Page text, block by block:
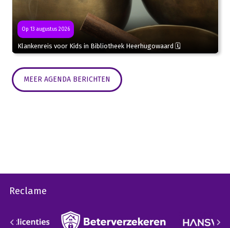
Op 13 augustus 2026
Klankenreis voor Kids in Bibliotheek Heerhugowaard 🗓
MEER AGENDA BERICHTEN
Reclame